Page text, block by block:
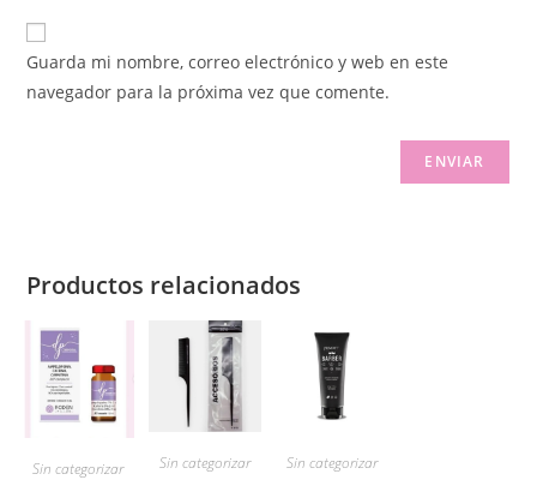
Guarda mi nombre, correo electrónico y web en este
navegador para la próxima vez que comente.
Productos relacionados
Sin categorizar Sin categorizar Sin categorizar